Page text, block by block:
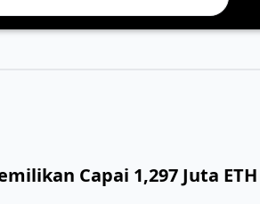
Capai 1,297 Juta ETH